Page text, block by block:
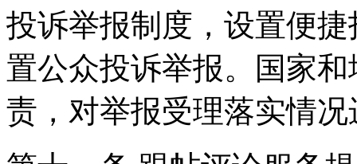
投诉举报制度，设置便
置公众投诉举报。国家
责，对举报受理落实情